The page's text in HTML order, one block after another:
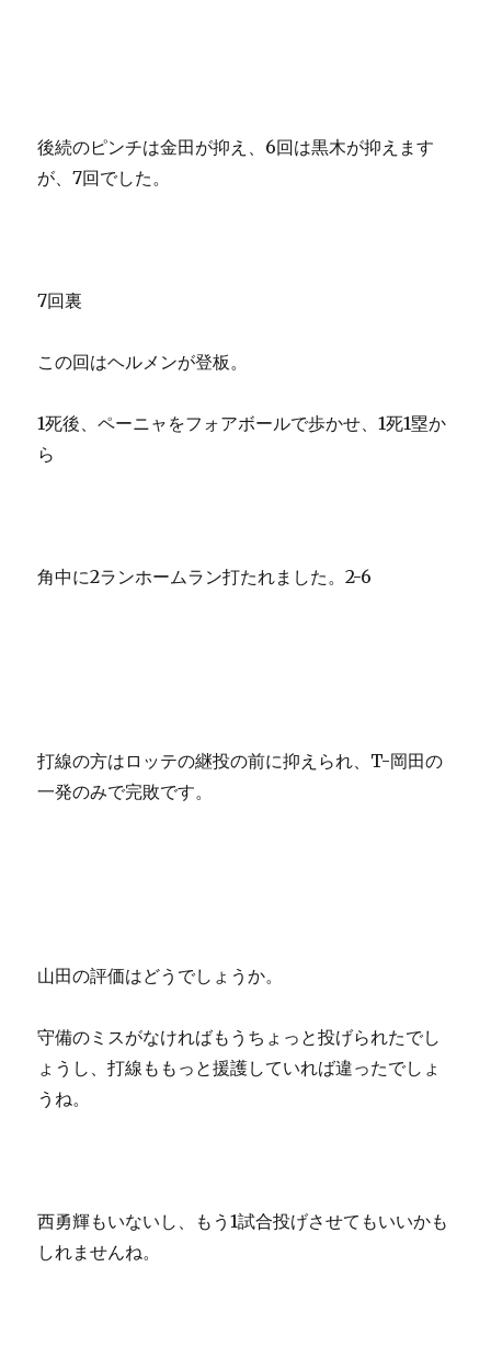
後続のピンチは金田が抑え、6回は黒木が抑えます
が、7回でした。
7回裏
この回はヘルメンが登板。
1死後、ペーニャをフォアボールで歩かせ、1死1塁か
ら
角中に2ランホームラン打たれました。2-6
打線の方はロッテの継投の前に抑えられ、T-岡田の
一発のみで完敗です。
山田の評価はどうでしょうか。
守備のミスがなければもうちょっと投げられたでし
ょうし、打線ももっと援護していれば違ったでしょ
うね。
西勇輝もいないし、もう1試合投げさせてもいいかも
しれませんね。